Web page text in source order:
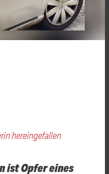
hereingefallen
ist Opfer eines